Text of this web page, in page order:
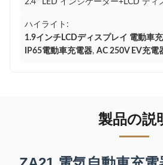
2.4'' LED インジケーター+LCD ディ
ハイライト:
1.9インチLCDディスプレイ 電動車
IP65電動車充電器, AC 250V EV充電
製品の説